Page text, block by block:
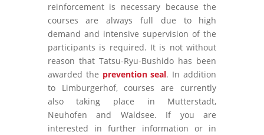
reinforcement is necessary because the
courses are always full due to high
demand and intensive supervision of the
participants is required. It is not without
reason that Tatsu-Ryu-Bushido has been
awarded the prevention seal. In addition
to Limburgerhof, courses are currently
also taking place in Mutterstadt,
Neuhofen and Waldsee. If you are
interested in further information or in